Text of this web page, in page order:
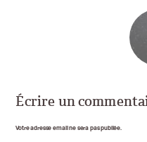
Écrire un
Votre adresse email ne sera pas publiée.